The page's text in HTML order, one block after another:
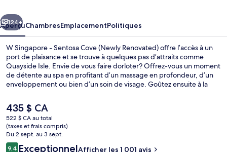
Sentosa
Cove
(Newly
Renovated)
Suivant
124+
AperçuChambresEmplacementPolitiques
W Singapore - Sentosa Cove (Newly Renovated) offre l’accès à un
port de plaisance et se trouve à quelques pas d’attraits comme
Quayside Isle. Envie de vous faire dorloter? Offrez-vous un moment
de détente au spa en profitant d’un massage en profondeur, d’un
enveloppement ou bien d’un soin de visage. Goûtez ensuite à la
sert le dîner et le souper. Une piscine extérieure, un bar attenant à la
piscine et un centre d’entraînement ouvert en tout temps comptent
parmi les autres points saillants de hôtel de luxe. Les autres
voyageurs apprécient vraiment le personnel serviable et l’état
général de l’hébergement.
Le
prix
actuel
est
de 435 $ CA
435 $ CA
522 $ CA au total
(taxes et frais compris)
Du 2 sept. au 3 sept.
Avis
9,4 ExceptionnelAfficher les 1 001 avis